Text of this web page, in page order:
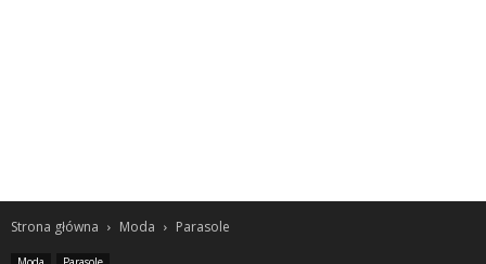
Strona główna Moda Parasole